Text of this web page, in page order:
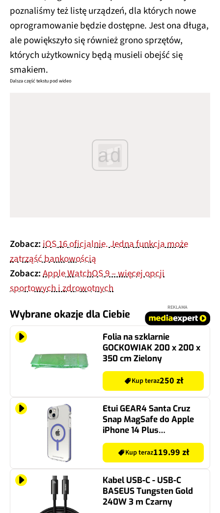
poznaliśmy też listę urządzeń, dla których nowe
oprogramowanie będzie dostępne. Jest ona długa,
ale powiększyło się również grono sprzętów,
których użytkownicy będą musieli obejść się
smakiem.
Dalsza część tekstu pod wideo
ad
Zobacz: iOS 16 oficjalnie. Jedna funkcja może
zatrząść bankowością
Zobacz: Apple WatchOS 9 – więcej opcji
sportowych i zdrowotnych
Wybrane okazje dla Ciebie
Folia na szklarnie
GOCKOWIAK 200 x 200 x
350 cm Zielony
Kup teraz 250 zł
Etui GEAR4 Santa Cruz
Snap MagSafe do Apple
iPhone 14 Plus
Przezroczysto-fioletowy
Kup teraz 119.99 zł
Kabel USB-C - USB-C
BASEUS Tungsten Gold
240W 3 m Czarny